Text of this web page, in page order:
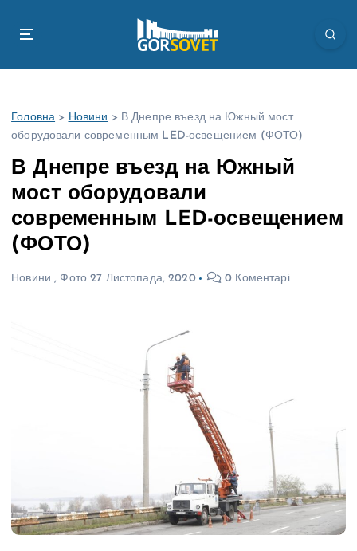
Головна > Новини > В Днепре въезд на Южный мост
оборудовали современным LED-освещением (ФОТО)
В Днепре въезд на Южный
мост оборудовали
современным LED-освещением
(ФОТО)
Новини , Фото 27 Листопада, 2020 0 Коментарі